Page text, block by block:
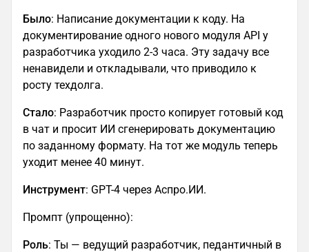
Было: Написание документации к коду. На
документирование одного нового модуля API у
разработчика уходило 2-3 часа. Эту задачу все
ненавидели и откладывали, что приводило к
росту техдолга.
Стало: Разработчик просто копирует готовый код
в чат и просит ИИ сгенерировать документацию
по заданному формату. На тот же модуль теперь
уходит менее 40 минут.
Инструмент: GPT-4 через Аспро.ИИ.
Промпт (упрощенно):
Роль: Ты — ведущий разработчик, педантичный в